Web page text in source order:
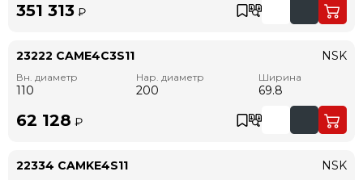
351 313 ₽
23222 CAME4C3S11
Вн. диаметр
110
Нар. диаметр
200
Ширина
69.8
NSK
62 128 ₽
22334 CAMKE4S11 NSK